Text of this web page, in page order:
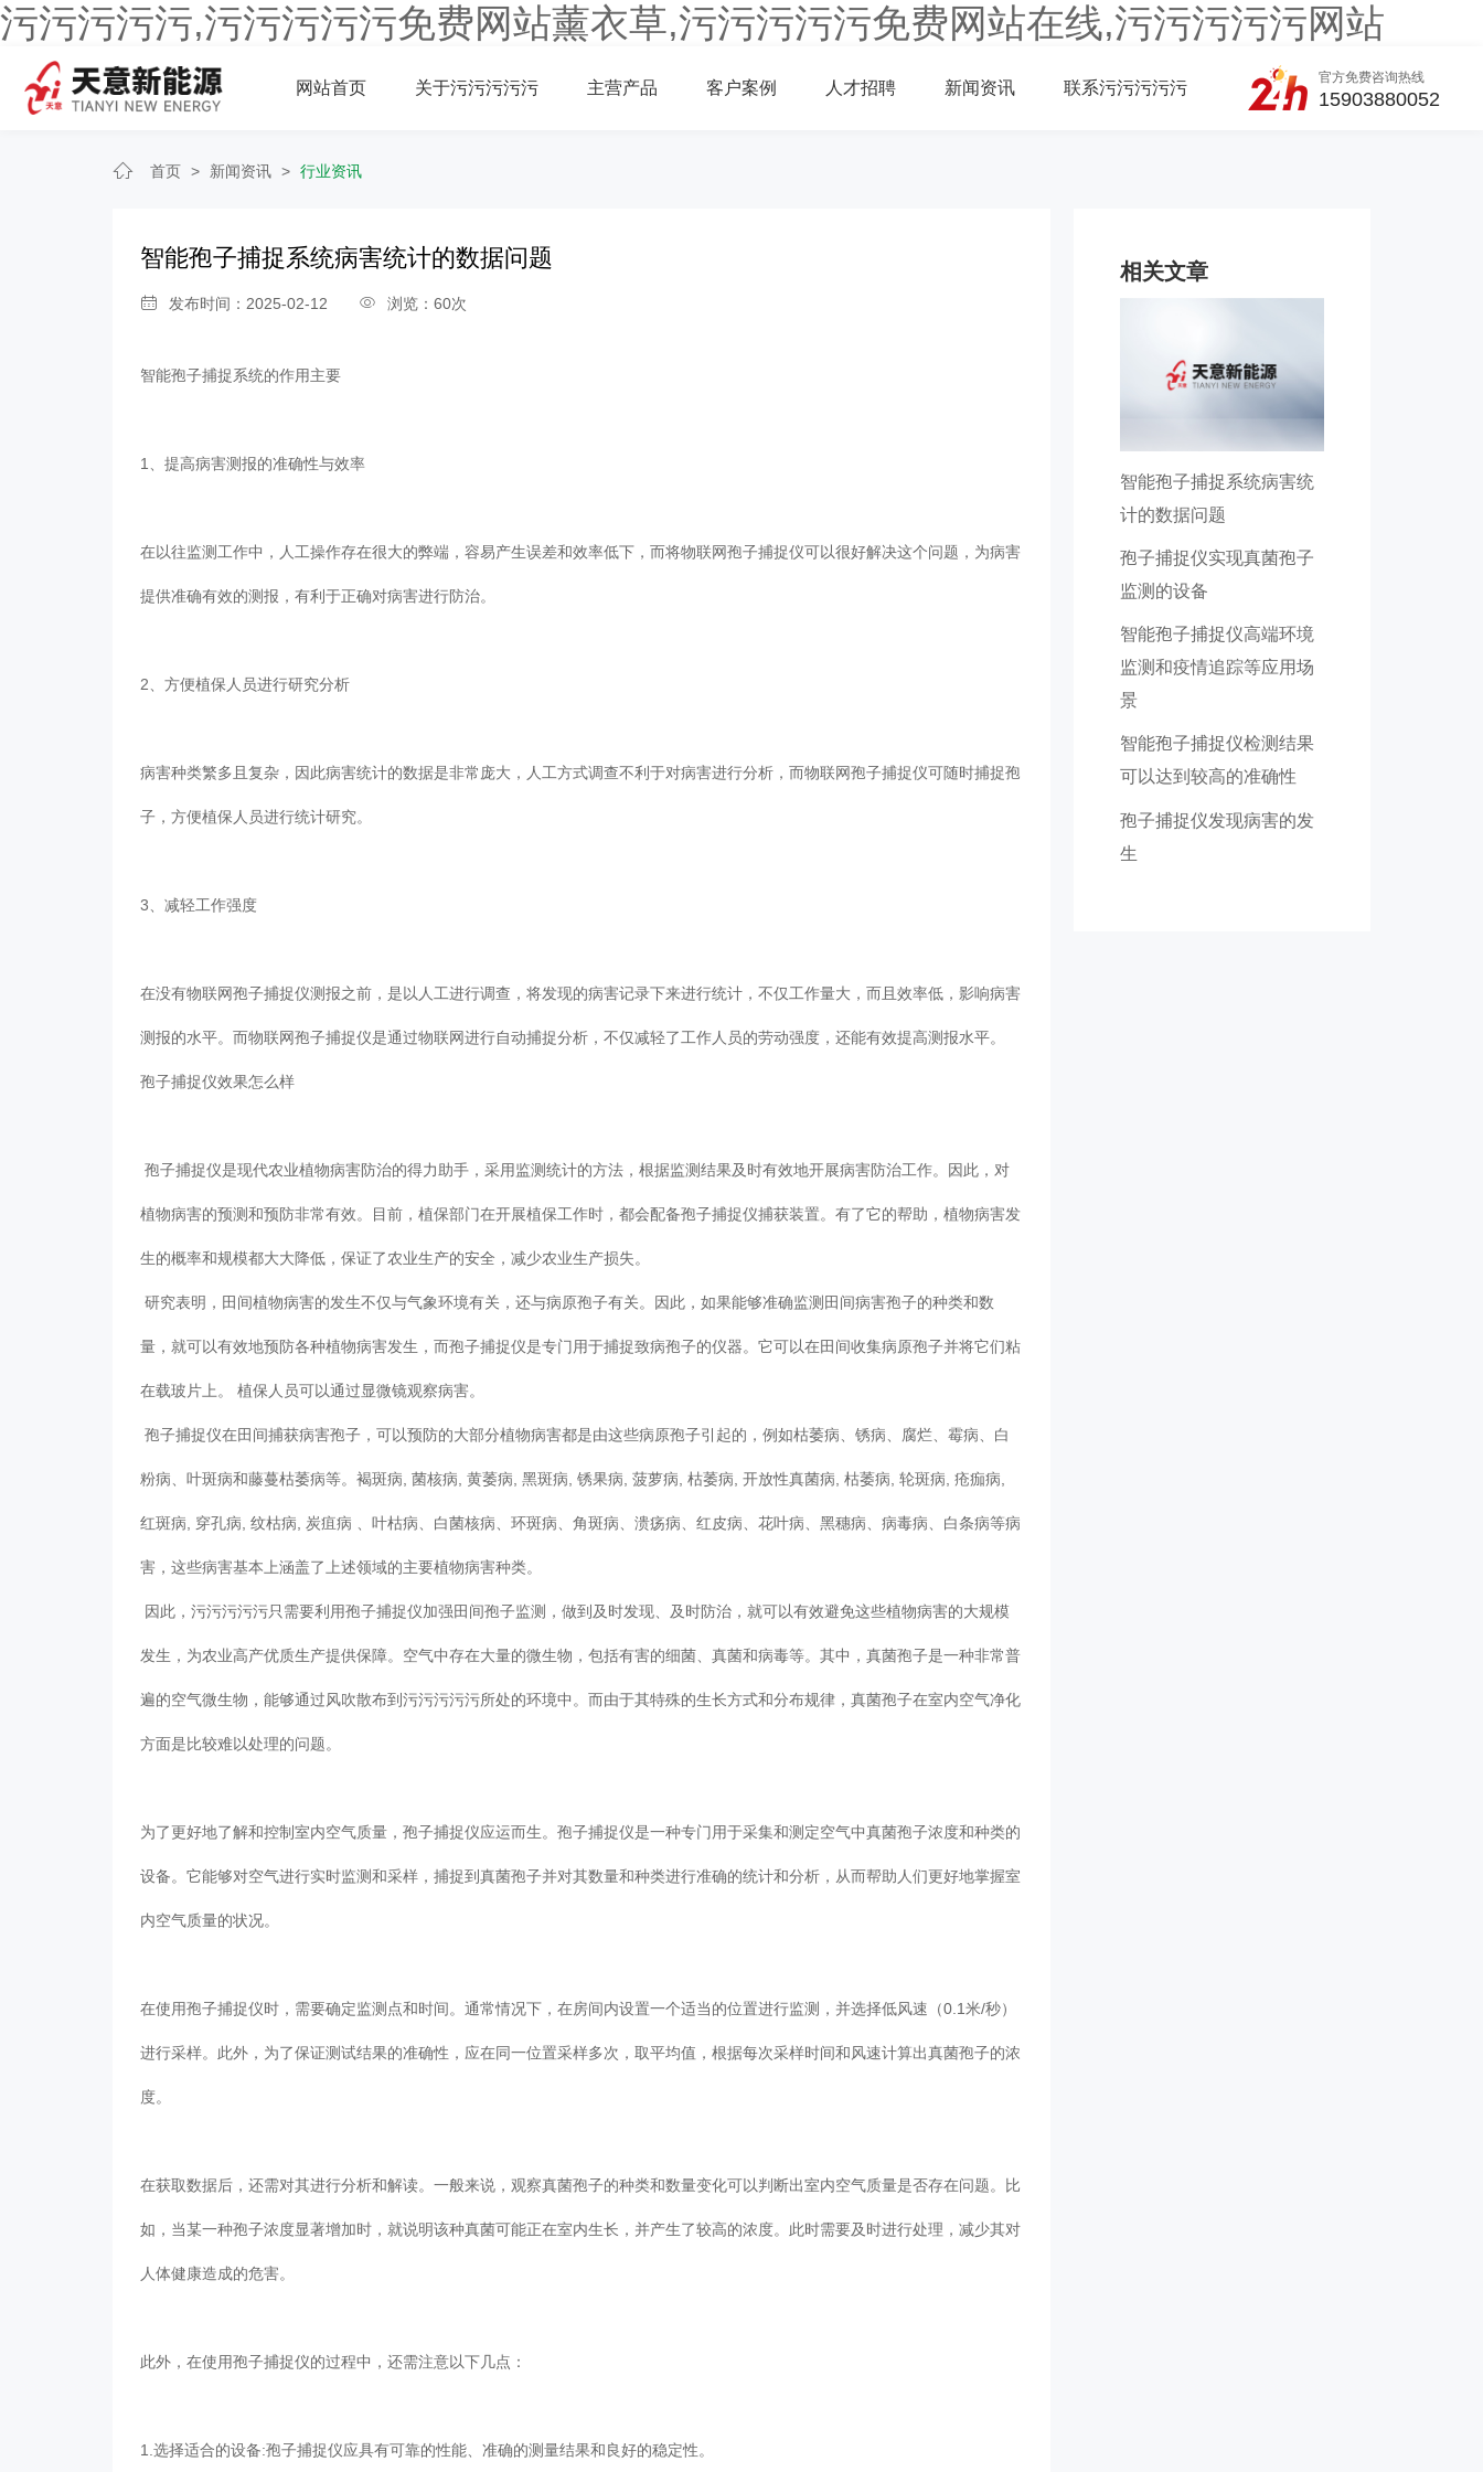
污污污污污,污污污污污免费网站薰衣草,污污污污污免费网站在线,污污污污污网站
网站首页 关于污污污污污 主营产品 客户案例 人才招聘 新闻资讯 联系污污污污污
官方免费咨询热线
15903880052
首页 > 新闻资讯 > 行业资讯
智能孢子捕捉系统病害统计的数据问题
发布时间：2025-02-12 浏览：60次
智能孢子捕捉系统的作用主要
1、提高病害测报的准确性与效率
在以往监测工作中，人工操作存在很大的弊端，容易产生误差和效率低下，而将物联网孢子捕捉仪可以很好解决这个问题，为病害
提供准确有效的测报，有利于正确对病害进行防治。
2、方便植保人员进行研究分析
病害种类繁多且复杂，因此病害统计的数据是非常庞大，人工方式调查不利于对病害进行分析，而物联网孢子捕捉仪可随时捕捉孢
子，方便植保人员进行统计研究。
3、减轻工作强度
在没有物联网孢子捕捉仪测报之前，是以人工进行调查，将发现的病害记录下来进行统计，不仅工作量大，而且效率低，影响病害
测报的水平。而物联网孢子捕捉仪是通过物联网进行自动捕捉分析，不仅减轻了工作人员的劳动强度，还能有效提高测报水平。
孢子捕捉仪效果怎么样
孢子捕捉仪是现代农业植物病害防治的得力助手，采用监测统计的方法，根据监测结果及时有效地开展病害防治工作。因此，对
植物病害的预测和预防非常有效。目前，植保部门在开展植保工作时，都会配备孢子捕捉仪捕获装置。有了它的帮助，植物病害发
生的概率和规模都大大降低，保证了农业生产的安全，减少农业生产损失。
研究表明，田间植物病害的发生不仅与气象环境有关，还与病原孢子有关。因此，如果能够准确监测田间病害孢子的种类和数
量，就可以有效地预防各种植物病害发生，而孢子捕捉仪是专门用于捕捉致病孢子的仪器。它可以在田间收集病原孢子并将它们粘
在载玻片上。 植保人员可以通过显微镜观察病害。
孢子捕捉仪在田间捕获病害孢子，可以预防的大部分植物病害都是由这些病原孢子引起的，例如枯萎病、锈病、腐烂、霉病、白
粉病、叶斑病和藤蔓枯萎病等。褐斑病, 菌核病, 黄萎病, 黑斑病, 锈果病, 菠萝病, 枯萎病, 开放性真菌病, 枯萎病, 轮斑病, 疮痂病,
红斑病, 穿孔病, 纹枯病, 炭疽病 、叶枯病、白菌核病、环斑病、角斑病、溃疡病、红皮病、花叶病、黑穗病、病毒病、白条病等病
害，这些病害基本上涵盖了上述领域的主要植物病害种类。
因此，污污污污污只需要利用孢子捕捉仪加强田间孢子监测，做到及时发现、及时防治，就可以有效避免这些植物病害的大规模
发生，为农业高产优质生产提供保障。空气中存在大量的微生物，包括有害的细菌、真菌和病毒等。其中，真菌孢子是一种非常普
遍的空气微生物，能够通过风吹散布到污污污污污所处的环境中。而由于其特殊的生长方式和分布规律，真菌孢子在室内空气净化
方面是比较难以处理的问题。
为了更好地了解和控制室内空气质量，孢子捕捉仪应运而生。孢子捕捉仪是一种专门用于采集和测定空气中真菌孢子浓度和种类的
设备。它能够对空气进行实时监测和采样，捕捉到真菌孢子并对其数量和种类进行准确的统计和分析，从而帮助人们更好地掌握室
内空气质量的状况。
在使用孢子捕捉仪时，需要确定监测点和时间。通常情况下，在房间内设置一个适当的位置进行监测，并选择低风速（0.1米/秒）
进行采样。此外，为了保证测试结果的准确性，应在同一位置采样多次，取平均值，根据每次采样时间和风速计算出真菌孢子的浓
度。
在获取数据后，还需对其进行分析和解读。一般来说，观察真菌孢子的种类和数量变化可以判断出室内空气质量是否存在问题。比
如，当某一种孢子浓度显著增加时，就说明该种真菌可能正在室内生长，并产生了较高的浓度。此时需要及时进行处理，减少其对
人体健康造成的危害。
此外，在使用孢子捕捉仪的过程中，还需注意以下几点：
1.选择适合的设备:孢子捕捉仪应具有可靠的性能、准确的测量结果和良好的稳定性。
相关文章
智能孢子捕捉系统病害统
计的数据问题
孢子捕捉仪实现真菌孢子
监测的设备
智能孢子捕捉仪高端环境
监测和疫情追踪等应用场
景
智能孢子捕捉仪检测结果
可以达到较高的准确性
孢子捕捉仪发现病害的发
生